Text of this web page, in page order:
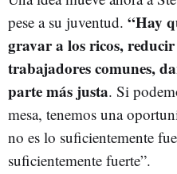
pese a su juventud. “Hay
gravar a los ricos,
trabajadores comunes,
parte más justa. Si
mesa, tenemos una
no es lo suficientemente
suficientemente fuerte”.